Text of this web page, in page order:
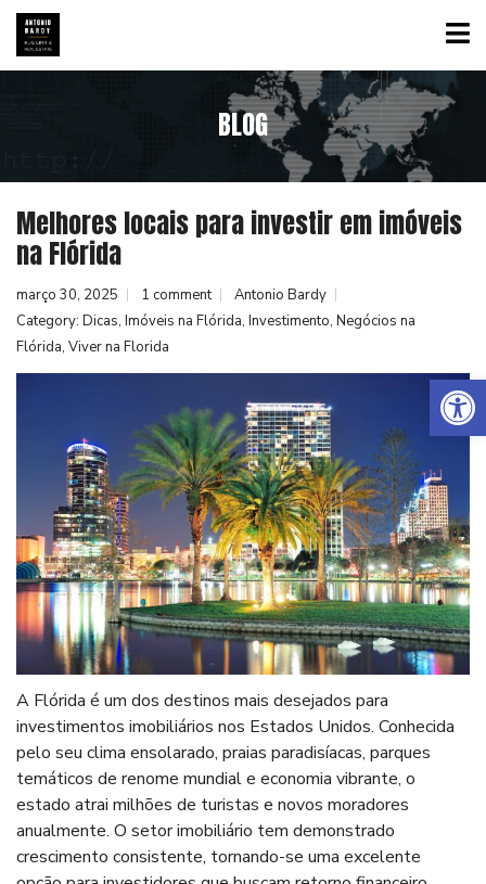
Abrir a barra de ferramentas
BLOG
Melhores locais para investir em imóveis
na Flórida
março 30, 2025 1 comment
Antonio Bardy
Category: Dicas, Imóveis na Flórida, Investimento, Negócios na
Flórida, Viver na Florida
A Flórida é um dos destinos mais desejados para
investimentos imobiliários nos Estados Unidos. Conhecida
pelo seu clima ensolarado, praias paradisíacas, parques
temáticos de renome mundial e economia vibrante, o
estado atrai milhões de turistas e novos moradores
anualmente. O setor imobiliário tem demonstrado
crescimento consistente, tornando-se uma excelente